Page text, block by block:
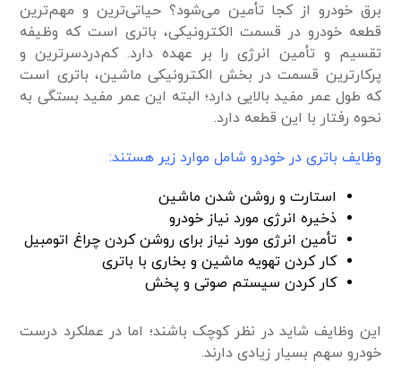
برق خودرو از کجا تأمین می‌شود؟ حیاتی‌ترین و مهم‌ترین
قطعه خودرو در قسمت الکترونیکی، باتری است که وظیفه
تقسیم و تأمین انرژی را بر عهده دارد. کم‌دردسرترین و
پرکارترین قسمت در بخش الکترونیکی ماشین، باتری است
که طول عمر مفید بالایی دارد؛ البته این عمر مفید بستگی به
نحوه رفتار با این قطعه دارد.
وظایف باتری در خودرو شامل موارد زیر هستند:
استارت و روشن شدن ماشین
ذخیره انرژی مورد نیاز خودرو
تأمین انرژی مورد نیاز برای روشن کردن چراغ اتومبیل
کار کردن تهویه ماشین و بخاری با باتری
کار کردن سیستم صوتی و پخش
این وظایف شاید در نظر کوچک باشند؛ اما در عملکرد درست
خودرو سهم بسیار زیادی دارند.